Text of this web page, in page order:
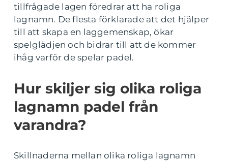
tillfrågade lagen föredrar att ha roliga
lagnamn. De flesta förklarade att det hjälper
till att skapa en laggemenskap, ökar
spelglädjen och bidrar till att de kommer
ihåg varför de spelar padel.
Hur skiljer sig olika roliga
lagnamn padel från
varandra?
Skillnaderna mellan olika roliga lagnamn